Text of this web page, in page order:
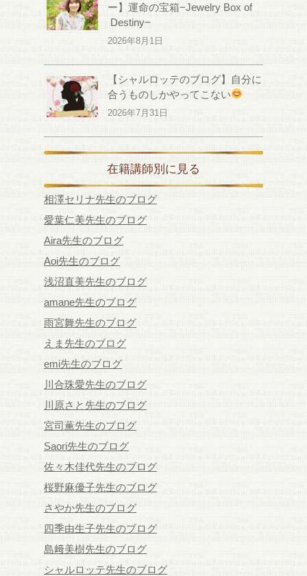
ー】運命の宝箱−Jewelry Box of
Destiny−
2026年8月1日
【シャルロッテのブログ】自分に
合うものしかやってこない
2026年7月31日
在籍講師別に見る
相澤セリナ先生のブログ
愛葉仁美先生のブログ
Aira先生のブログ
Aoi先生のブログ
浅沼直美先生のブログ
amane先生のブログ
雨宮舞先生のブログ
えま先生のブログ
emi先生のブログ
川合珠愛先生のブログ
川原さと先生のブログ
宮司薫先生のブログ
Saori先生のブログ
佐々木佳代先生のブログ
桜野麻優子先生のブログ
さやか先生のブログ
四季由生子先生のブログ
島﨑美樹先生のブログ
シャルロッテ先生のブログ